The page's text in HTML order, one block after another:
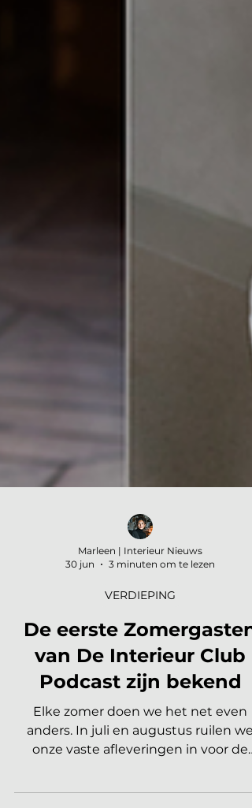
3 minuten om te lezen
VERDIEPING
De eerste Zomergasten
van De Interieur Club
Podcast zijn bekend
Elke zomer doen we het net even
anders. In juli en augustus ruilen we
zomergasten podcast: een serie